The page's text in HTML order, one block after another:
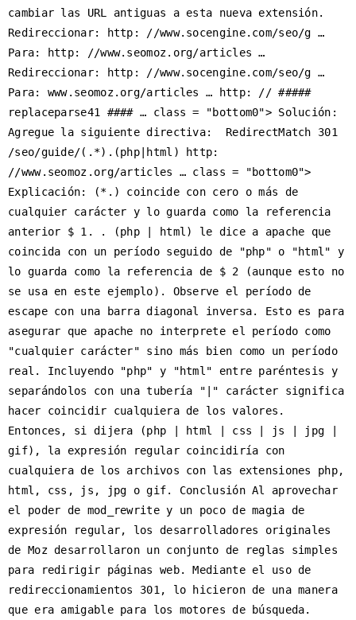
cambiar las URL antiguas a esta nueva extensión.
Redireccionar: http: //www.socengine.com/seo/g …
Para: http: //www.seomoz.org/articles …
Redireccionar: http: //www.socengine.com/seo/g …
Para: www.seomoz.org/articles … http: // #####
replaceparse41 #### … class = "bottom0"> Solución:
Agregue la siguiente directiva:  RedirectMatch 301
/seo/guide/(.*).(php|html) http:
//www.seomoz.org/articles … class = "bottom0">
Explicación: (*.) coincide con cero o más de
cualquier carácter y lo guarda como la referencia
anterior $ 1. . (php | html) le dice a apache que
coincida con un período seguido de "php" o "html" y
lo guarda como la referencia de $ 2 (aunque esto no
se usa en este ejemplo). Observe el período de
escape con una barra diagonal inversa. Esto es para
asegurar que apache no interprete el período como
"cualquier carácter" sino más bien como un período
real. Incluyendo "php" y "html" entre paréntesis y
separándolos con una tubería "|" carácter significa
hacer coincidir cualquiera de los valores.
Entonces, si dijera (php | html | css | js | jpg |
gif), la expresión regular coincidiría con
cualquiera de los archivos con las extensiones php,
html, css, js, jpg o gif. Conclusión Al aprovechar
el poder de mod_rewrite y un poco de magia de
expresión regular, los desarrolladores originales
de Moz desarrollaron un conjunto de reglas simples
para redirigir páginas web. Mediante el uso de
redireccionamientos 301, lo hicieron de una manera
que era amigable para los motores de búsqueda.